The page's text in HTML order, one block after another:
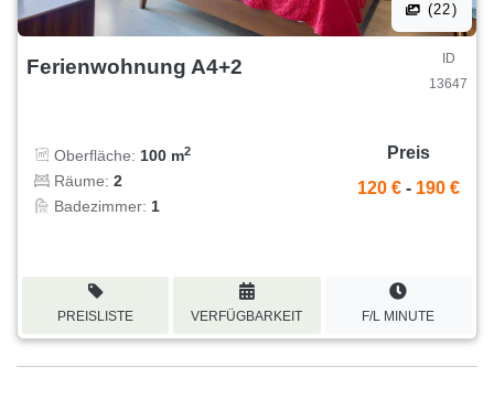
(22)
Ferienwohnung A4+2
ID
13647
Oberfläche: 100 m2
Räume: 2
Badezimmer: 1
Preis
120 € - 190 €
PREISLISTE VERFÜGBARKEIT F/L MINUTE